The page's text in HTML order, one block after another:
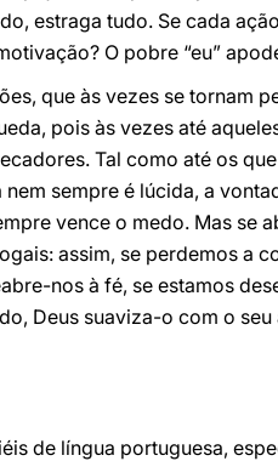
estraga tudo. Se cada
O pobre “eu”
que às vezes se tornam
pois às vezes até
Tal como até os
sempre é lúcida, a
vence o medo. Mas se
assim, se perdemos a
nos à fé, se estamos
Deus suaviza-o com o
de língua portuguesa,